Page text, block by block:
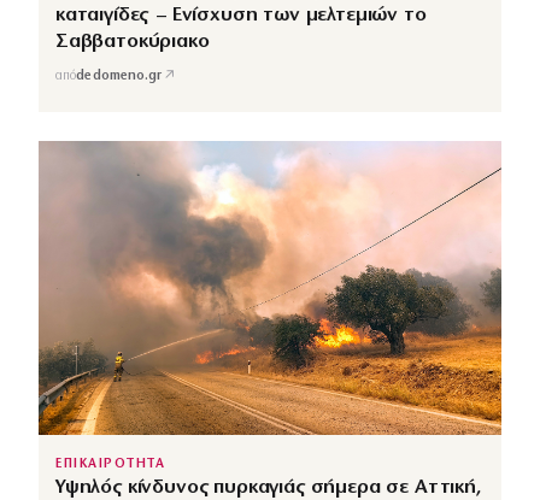
καταιγίδες – Ενίσχυση των μελτεμιών το
Σαββατοκύριακο
απόdedomeno.gr ↗
ΕΠΙΚΑΙΡΟΤΗΤΑ
Υψηλός κίνδυνος πυρκαγιάς σήμερα σε Αττική,